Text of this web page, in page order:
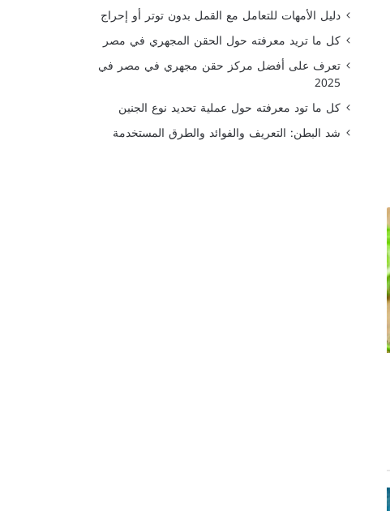
دليل الأمهات للتعامل مع القمل بدون توتر أو إحراج
كل ما تريد معرفته حول الحقن المجهري في مصر
تعرف على أفضل مركز حقن مجهري في مصر في
2025
كل ما تود معرفته حول عملية تحديد نوع الجنين
شد البطن: التعريف والفوائد والطرق المستخدمة